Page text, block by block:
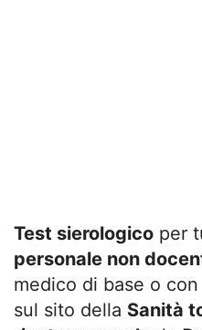
Test sierologico per
personale non
medico di base o
sul sito della Sanità